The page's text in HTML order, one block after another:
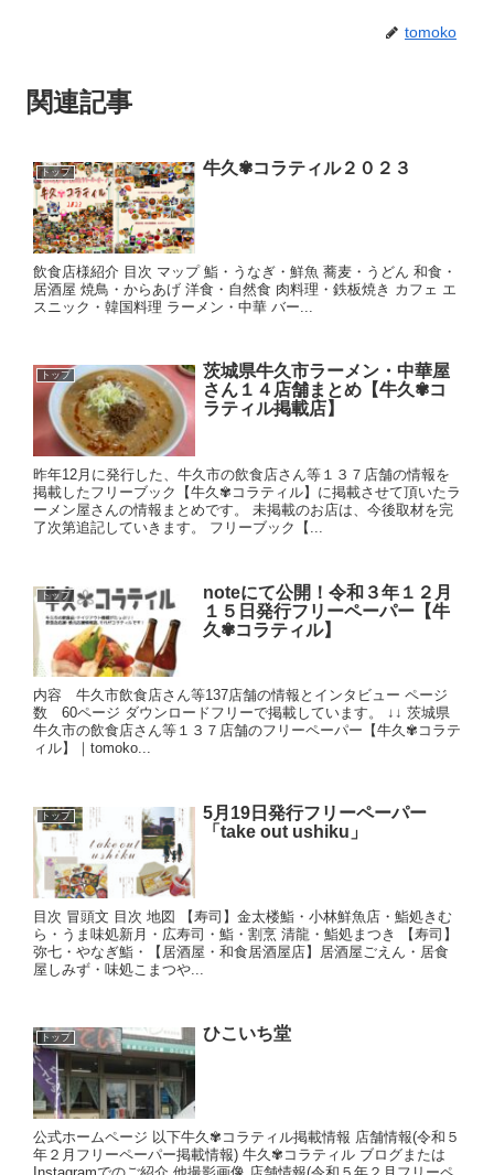
tomoko
関連記事
トップ 牛久✾コラティル２０２３
飲食店様紹介 目次 マップ 鮨・うなぎ・鮮魚 蕎麦・うどん 和食・
居酒屋 焼鳥・からあげ 洋食・自然食 肉料理・鉄板焼き カフェ エ
スニック・韓国料理 ラーメン・中華 バー...
トップ
茨城県牛久市ラーメン・中華屋
さん１４店舗まとめ【牛久✾コ
ラティル掲載店】
昨年12月に発行した、牛久市の飲食店さん等１３７店舗の情報を
掲載したフリーブック【牛久✾コラティル】に掲載させて頂いたラ
ーメン屋さんの情報まとめです。 未掲載のお店は、今後取材を完
了次第追記していきます。 フリーブック【...
トップ
noteにて公開！令和３年１２月
１５日発行フリーペーパー【牛
久✾コラティル】
内容 牛久市飲食店さん等137店舗の情報とインタビュー ページ
数 60ページ ダウンロードフリーで掲載しています。 ↓↓ 茨城県
牛久市の飲食店さん等１３７店舗のフリーペーパー【牛久✾コラテ
ィル】｜tomoko...
トップ
5月19日発行フリーペーパー
「take out ushiku」
目次 冒頭文 目次 地図 【寿司】金太楼鮨・小林鮮魚店・鮨処きむ
ら・うま味処新月・広寿司・鮨・割烹 清龍・鮨処まつき 【寿司】
弥七・やなぎ鮨・【居酒屋・和食居酒屋店】居酒屋ごえん・居食
屋しみず・味処こまつや...
トップ ひこいち堂
公式ホームページ 以下牛久✾コラティル掲載情報 店舗情報(令和５
年２月フリーペーパー掲載情報) 牛久✾コラティル ブログまたは